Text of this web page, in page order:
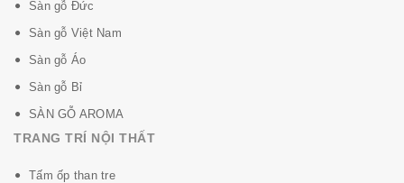
Sàn gỗ Đức
Sàn gỗ Việt Nam
Sàn gỗ Áo
Sàn gỗ Bỉ
SÀN GỖ AROMA
TRANG TRÍ NỘI THẤT
Tấm ốp than tre